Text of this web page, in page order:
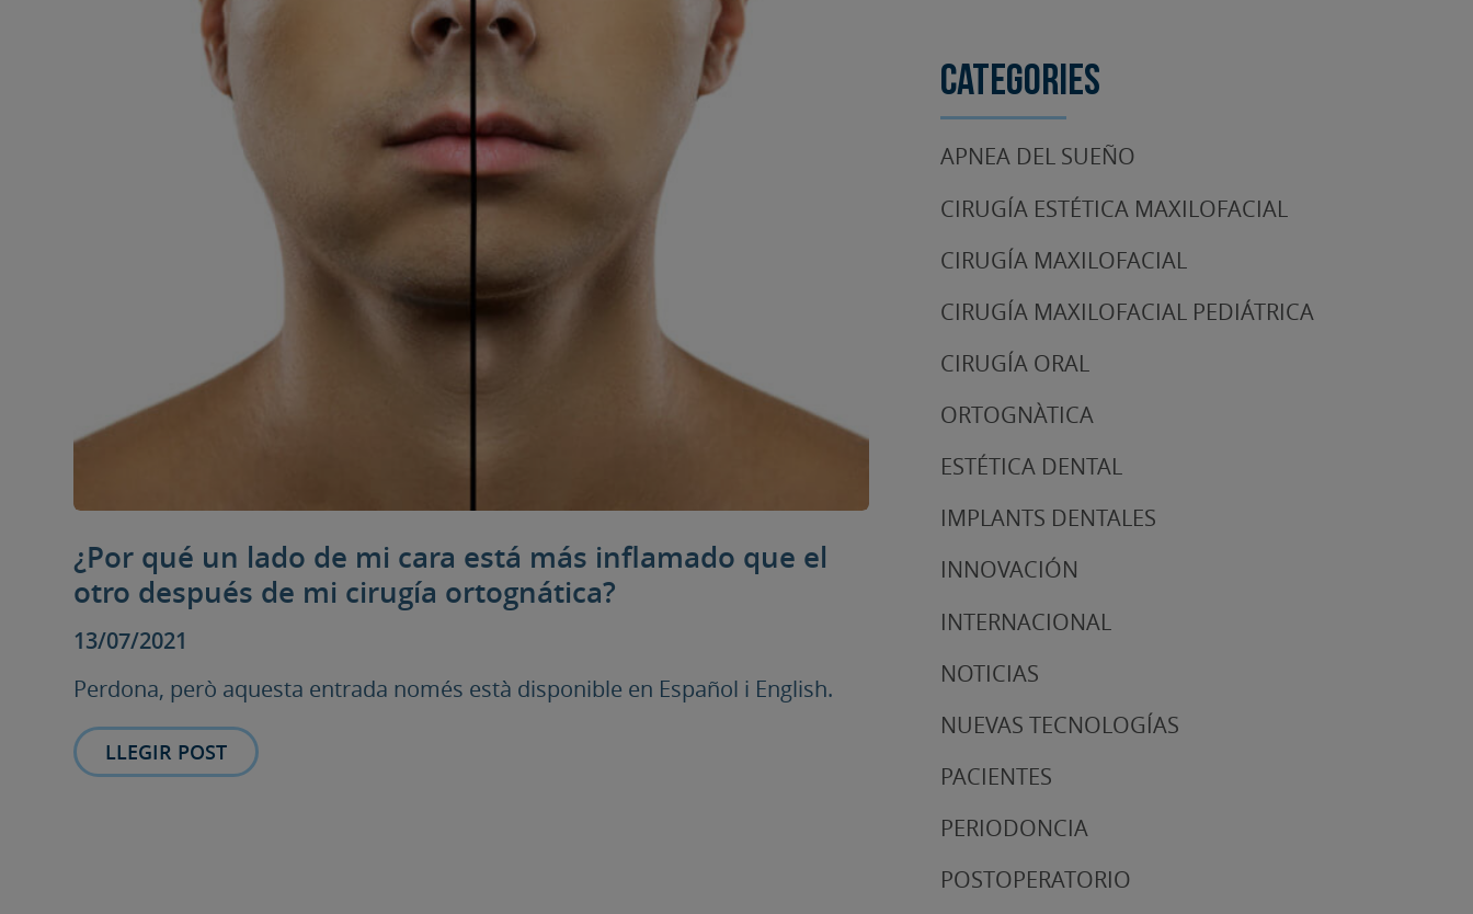
¿Por qué un lado de mi cara está más inflamado que el
otro después de mi cirugía ortognática?
13/07/2021
Perdona, però aquesta entrada només està disponible en Español i English.
LLEGIR POST
Categories
APNEA DEL SUEÑO
CIRUGÍA ESTÉTICA MAXILOFACIAL
CIRUGÍA MAXILOFACIAL
CIRUGÍA MAXILOFACIAL PEDIÁTRICA
CIRUGÍA ORAL
ORTOGNÀTICA
ESTÉTICA DENTAL
IMPLANTS DENTALES
INNOVACIÓN
INTERNACIONAL
NOTICIAS
NUEVAS TECNOLOGÍAS
PACIENTES
PERIODONCIA
POSTOPERATORIO